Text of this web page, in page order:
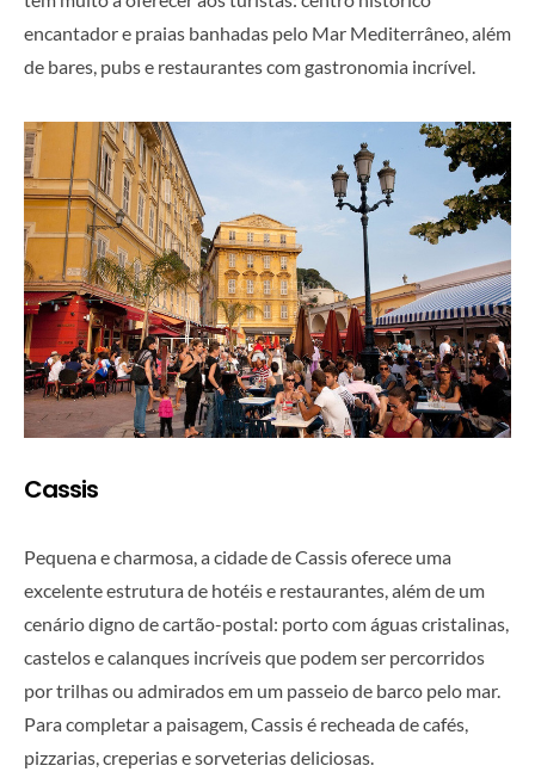
encantador e praias banhadas pelo Mar Mediterrâneo, além
de bares, pubs e restaurantes com gastronomia incrível.
Cassis
Pequena e charmosa, a cidade de Cassis oferece uma
excelente estrutura de hotéis e restaurantes, além de um
cenário digno de cartão-postal: porto com águas cristalinas,
castelos e calanques incríveis que podem ser percorridos
por trilhas ou admirados em um passeio de barco pelo mar.
Para completar a paisagem, Cassis é recheada de cafés,
pizzarias, creperias e sorveterias deliciosas.